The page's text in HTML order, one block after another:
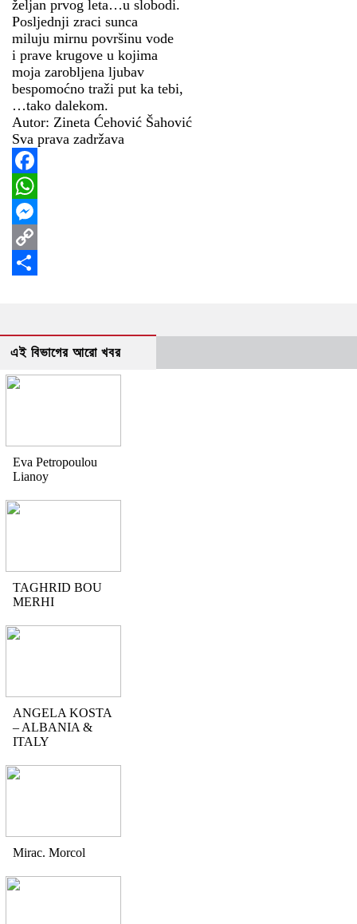
željan prvog leta…u slobodi.
Posljednji zraci sunca
miluju mirnu površinu vode
i prave krugove u kojima
moja zarobljena ljubav
bespomoćno traži put ka tebi,
…tako dalekom.
Autor: Zineta Ćehović Šahović
Sva prava zadržava
Facebook
WhatsApp
Messenger
Copy
এই বিভাগের আরো খবর
Eva Petropoulou
Lianoy
TAGHRID BOU
MERHI
ANGELA KOSTA
– ALBANIA &
ITALY
Mirac. Morcol